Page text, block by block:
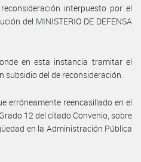
interpuesto por el
del MINISTERIO DE DEFENSA
en esta instancia tramitar el
del de reconsideración.
erróneamente reencasillado en el
12 del citado Convenio, sobre
en la Administración Pública